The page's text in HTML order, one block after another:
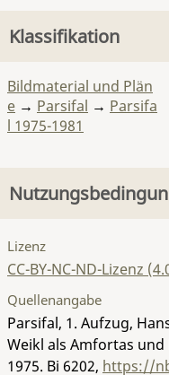
Klassifikation
Bildmaterial und Plän
e → Parsifal → Parsifa
l 1975-1981
Lizenz
CC-BY-NC-ND-Lizenz
Quellenangabe
Parsifal, 1. Aufzug,
Weikl als Amfortas und
1975. Bi 6202, https://